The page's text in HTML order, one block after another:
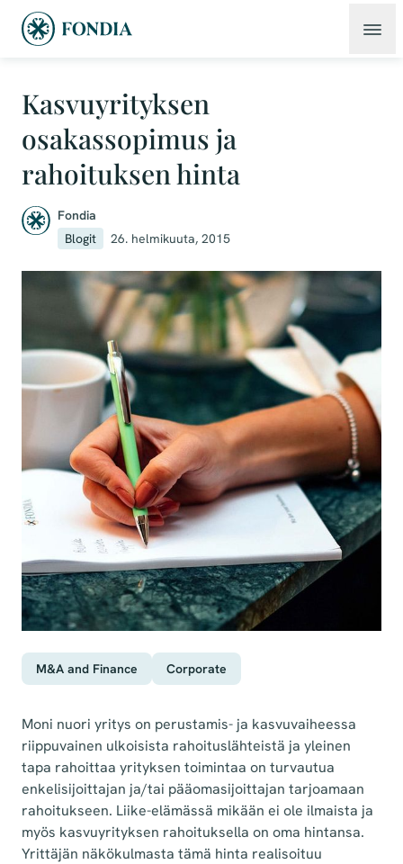
Kasvuyrityksen
osakassopimus ja
rahoituksen hinta
Fondia
Blogit
26. helmikuuta, 2015
M&A and Finance Corporate
Moni nuori yritys on perustamis- ja kasvuvaiheessa
riippuvainen ulkoisista rahoituslähteistä ja yleinen
tapa rahoittaa yrityksen toimintaa on turvautua
enkelisijoittajan ja/tai pääomasijoittajan tarjoamaan
rahoitukseen. Liike-elämässä mikään ei ole ilmaista ja
myös kasvuyrityksen rahoituksella on oma hintansa.
Yrittäjän näkökulmasta tämä hinta realisoituu